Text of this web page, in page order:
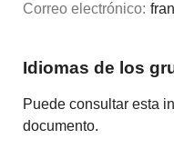
Correo electrónico:
Idiomas de los
Puede consultar esta
documento.